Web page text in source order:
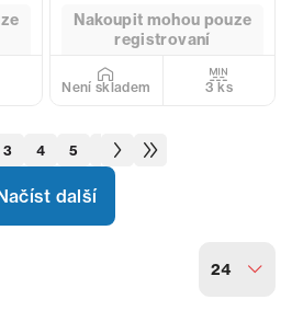
Nakoupit mohou pouze
registrovaní
Není skladem 3 ks
další
3 4 5
24